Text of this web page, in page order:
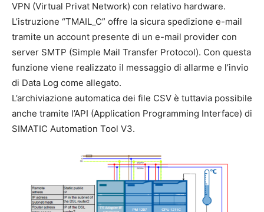
VPN (Virtual Privat Network) con relativo hardware.
L’istruzione “TMAIL_C” offre la sicura spedizione e-mail
tramite un account presente di un e-mail provider con
server SMTP (Simple Mail Transfer Protocol). Con questa
funzione viene realizzato il messaggio di allarme e l’invio
di Data Log come allegato.
L’archiviazione automatica dei file CSV è tuttavia possibile
anche tramite l’API (Application Programming Interface) di
SIMATIC Automation Tool V3.